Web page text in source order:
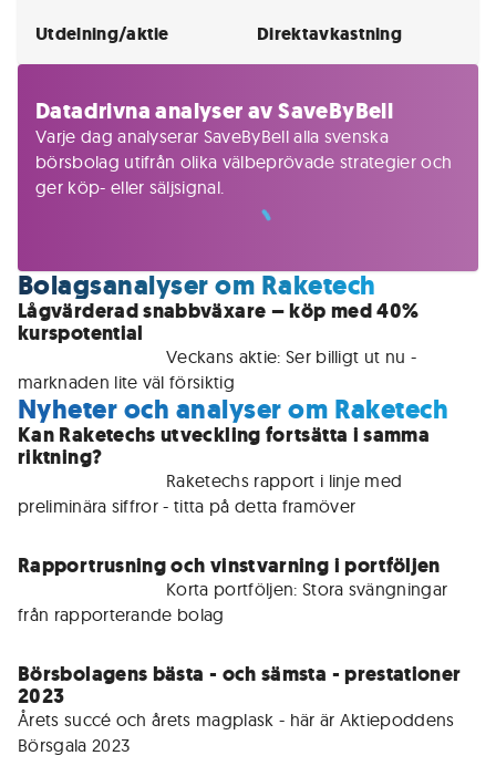
Utdelning/aktie Direktavkastning
Datadrivna analyser av SaveByBell
Varje dag analyserar SaveByBell alla svenska
börsbolag utifrån olika välbeprövade strategier och
ger köp- eller säljsignal.
Bolagsanalyser om Raketech
Lågvärderad snabbväxare – köp med 40%
kurspotential
För medlemmar • Veckans aktie: Ser billigt ut nu -
marknaden lite väl försiktig
Nyheter och analyser om Raketech
Kan Raketechs utveckling fortsätta i samma
riktning?
Raketechs rapport i linje med
preliminära siffror - titta på detta framöver
Rapportrusning och vinstvarning i portföljen
Korta portföljen: Stora svängningar
från rapporterande bolag
Börsbolagens bästa - och sämsta - prestationer
2023
Årets succé och årets magplask - här är Aktiepoddens
Börsgala 2023